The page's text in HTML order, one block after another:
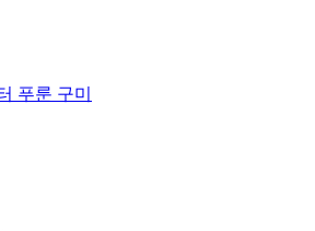
푸룬 구미